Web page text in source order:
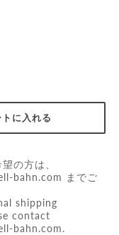
の方は、
bahn.com
までご
shipping
contact
bahn.com.